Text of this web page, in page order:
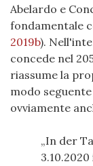
Abelardo e
fondamentale
2019b).
concede nel
riassume la
modo
ovviamente
In der